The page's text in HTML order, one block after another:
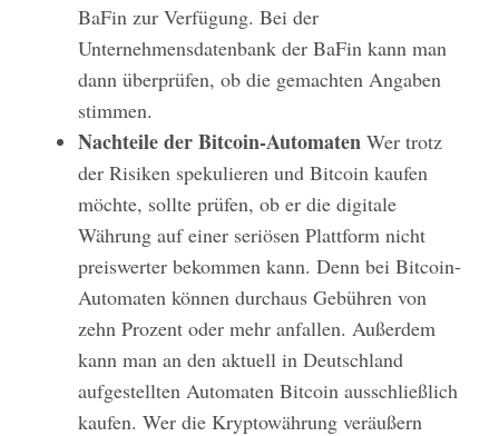
BaFin zur Verfügung. Bei der
Unternehmensdatenbank der BaFin kann man
dann überprüfen, ob die gemachten Angaben
stimmen.
Nachteile der Bitcoin-Automaten Wer trotz
der Risiken spekulieren und Bitcoin kaufen
möchte, sollte prüfen, ob er die digitale
Währung auf einer seriösen Plattform nicht
preiswerter bekommen kann. Denn bei Bitcoin-
Automaten können durchaus Gebühren von
zehn Prozent oder mehr anfallen. Außerdem
kann man an den aktuell in Deutschland
aufgestellten Automaten Bitcoin ausschließlich
kaufen. Wer die Kryptowährung veräußern